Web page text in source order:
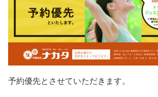
予約優先とさせていただきます。